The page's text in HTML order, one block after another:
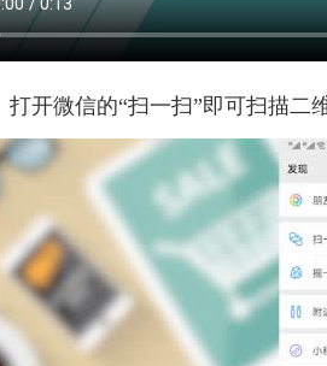
微信的“扫一扫”即可扫描二